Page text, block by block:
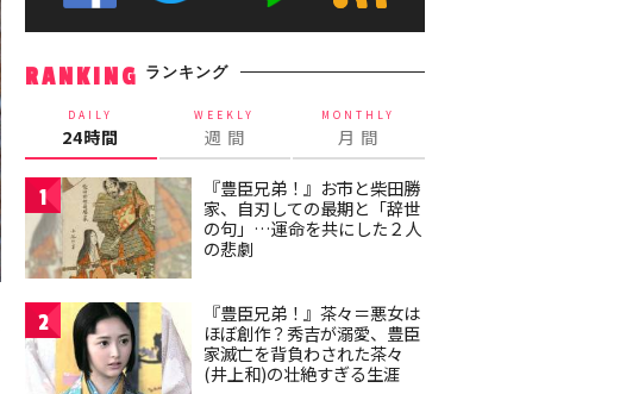
RANKING ランキング
DAILY
24時間
WEEKLY
週 間
MONTHLY
月 間
1
『豊臣兄弟！』お市と柴田勝
家、自刃しての最期と「辞世
の句」…運命を共にした２人
の悲劇
2
『豊臣兄弟！』茶々＝悪女は
ほぼ創作？秀吉が溺愛、豊臣
家滅亡を背負わされた茶々
(井上和)の壮絶すぎる生涯